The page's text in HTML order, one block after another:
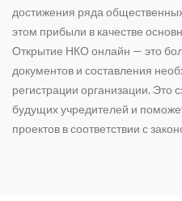
достижения ряда
этом прибыли в качестве
Открытие НКО онлайн — это
документов и составления
регистрации организации. Это
будущих учредителей и
проектов в соответствии с